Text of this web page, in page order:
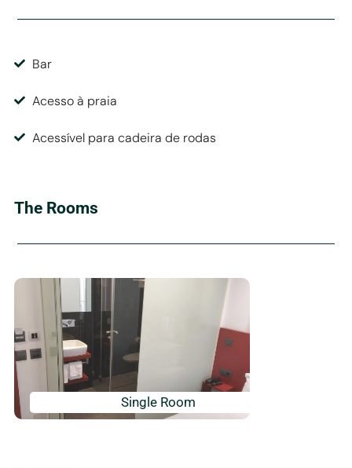
Bar
Acesso à praia
Acessível para cadeira de rodas
The Rooms
Single Room